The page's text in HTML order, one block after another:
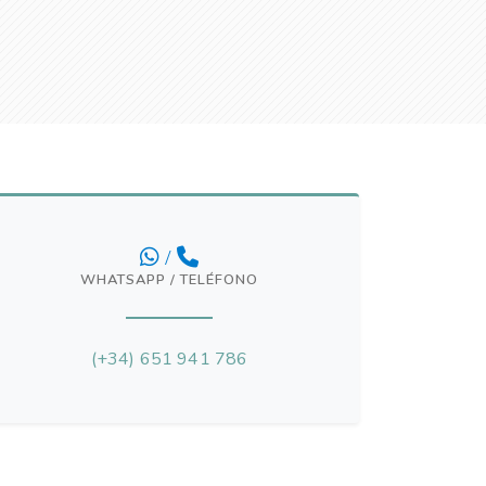
/
WHATSAPP / TELÉFONO
(+34) 651 941 786